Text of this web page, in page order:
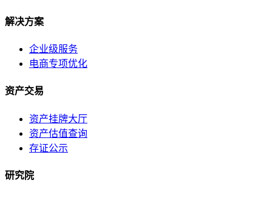
解决方案
企业级服务
电商专项优化
资产交易
资产挂牌大厅
资产估值查询
存证公示
研究院